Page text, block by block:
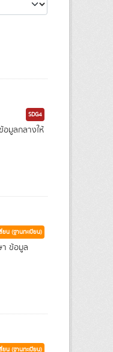
SDG4
อมูลกลางให้
ยน (ฐานทะเบียน)
ข้อมูล
ยน (ฐานทะเบียน)